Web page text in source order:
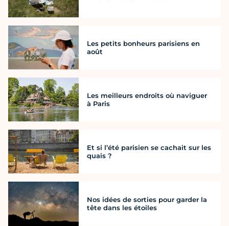
Les petits bonheurs parisiens en
août
Les meilleurs endroits où naviguer
à Paris
Et si l’été parisien se cachait sur les
quais ?
Nos idées de sorties pour garder la
tête dans les étoiles